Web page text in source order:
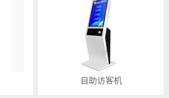
自助访客机